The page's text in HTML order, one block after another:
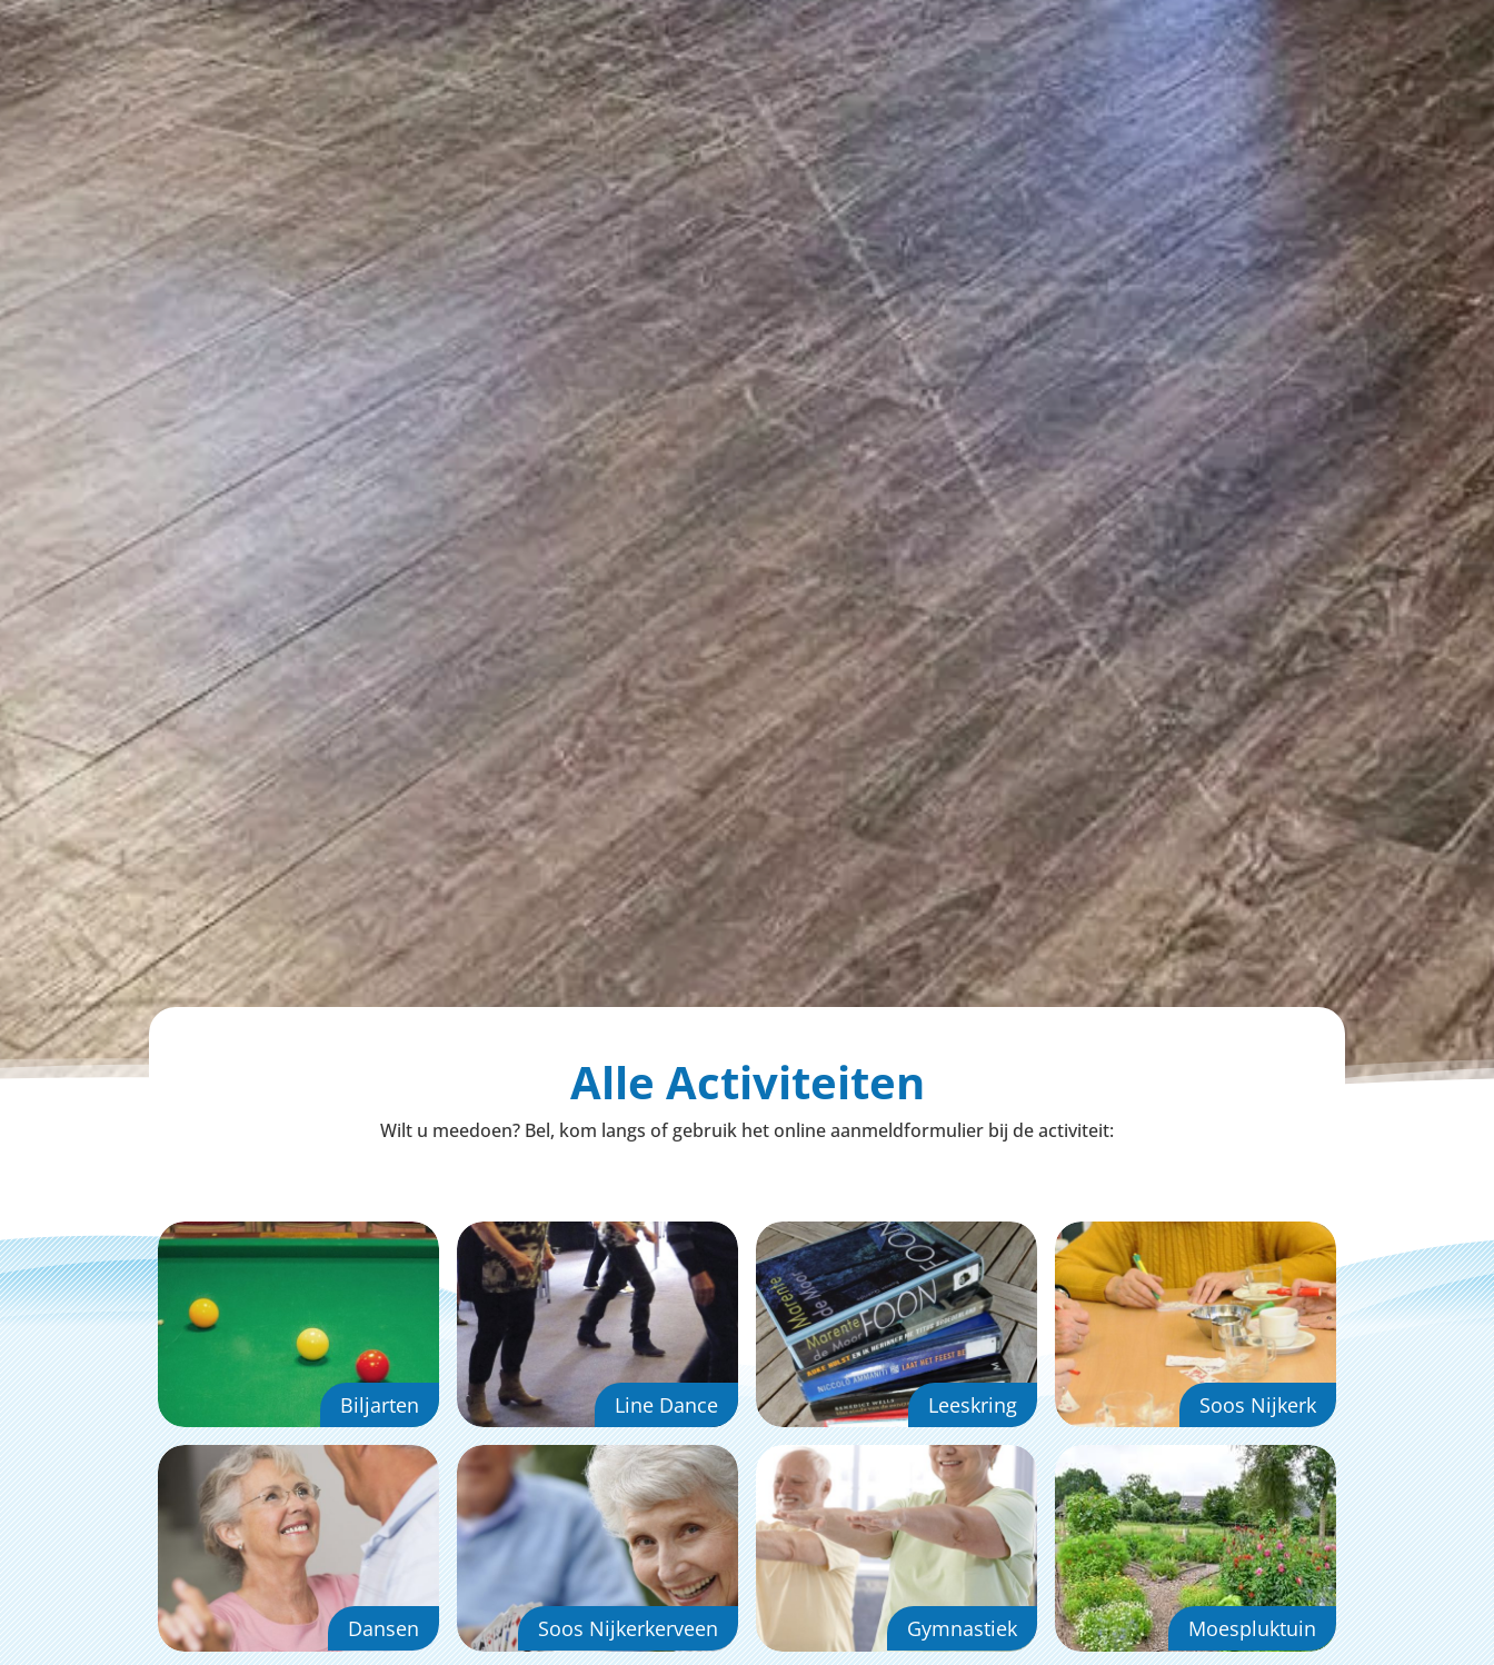
Alle Activiteiten
Wilt u meedoen? Bel, kom langs of gebruik het online aanmeldformulier bij de activiteit:
Biljarten Line Dance Leeskring Soos Nijkerk
Dansen Soos Nijkerkerveen Gymnastiek Moespluktuin